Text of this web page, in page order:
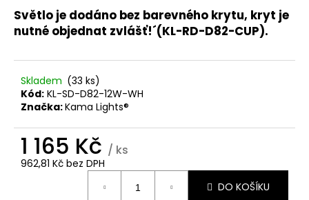
Světlo je dodáno bez barevného krytu, kryt je
nutné objednat zvlášť!´(KL-RD-D82-CUP).
Skladem (33 ks)
Kód: KL-SD-D82-12W-WH
Značka:Kama Lights®
1 165 Kč / ks
962,81 Kč bez DPH
DO KOŠÍKU
m
e